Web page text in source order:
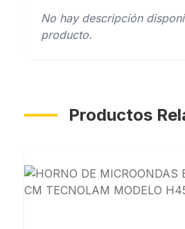
No hay descripción
producto.
Productos